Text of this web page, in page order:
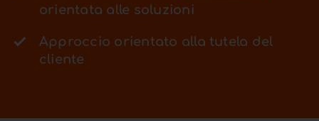
orientata alle soluzioni
Approccio orientato alla tutela del
cliente